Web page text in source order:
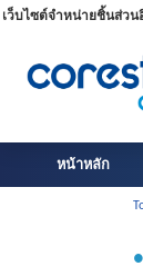
เว็บไซต์จำหน่ายชิ้นส่วน
หน้าหลัก